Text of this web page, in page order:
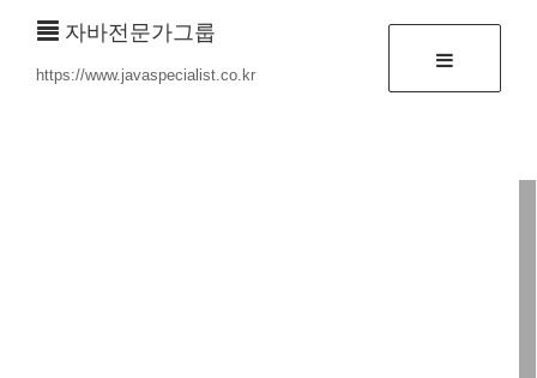
자바전문가그룹
https://www.javaspecialist.co.kr